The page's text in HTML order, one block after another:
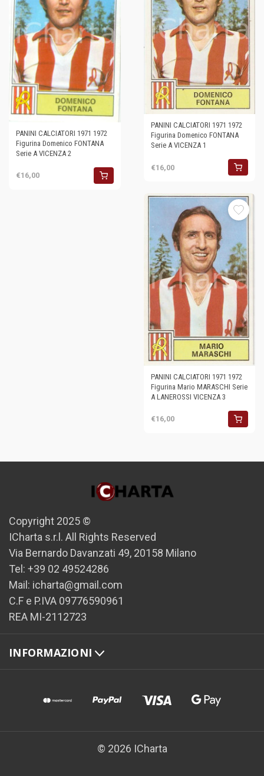
PANINI CALCIATORI 1971 1972
Figurina Domenico FONTANA
Serie A VICENZA 2
€16,00
PANINI CALCIATORI 1971 1972
Figurina Domenico FONTANA
Serie A VICENZA 1
€16,00
PANINI CALCIATORI 1971 1972
Figurina Mario MARASCHI Serie
A LANEROSSI VICENZA 3
€16,00
Copyright 2025 ©
ICharta s.r.l. All Rights Reserved
Via Bernardo Davanzati 49, 20158 Milano
Tel: +39 02 49524286
Mail: icharta@gmail.com
C.F e P.IVA 09776590961
REA MI-2112723
INFORMAZIONI
© 2026 ICharta